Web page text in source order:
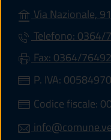
Via Nazionale,
Telefono: 0364/
Fax: 0364/76492
P. IVA:
Codice fiscale: